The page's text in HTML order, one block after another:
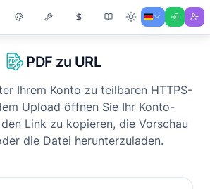
PDF zu URL
Ihrem Konto zu teilbaren HTTPS-
Upload öffnen Sie Ihr Konto-
Link zu kopieren, die Vorschau
die Datei herunterzuladen.